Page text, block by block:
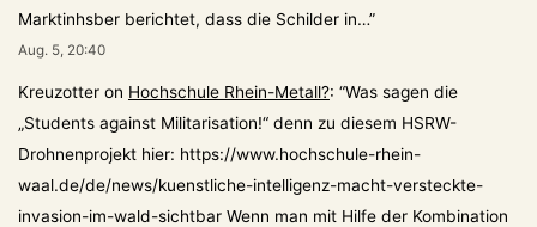
Marktinhsber berichtet, dass die Schilder in…”
Aug. 5, 20:40
Kreuzotter on Hochschule Rhein-Metall?: “Was sagen die
„Students against Militarisation!“ denn zu diesem HSRW-
Drohnenprojekt hier: https://www.hochschule-rhein-
waal.de/de/news/kuenstliche-intelligenz-macht-versteckte-
invasion-im-wald-sichtbar Wenn man mit Hilfe der Kombination